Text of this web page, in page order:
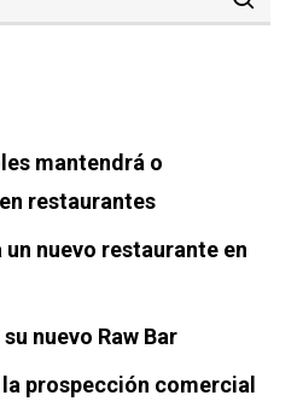
mantendrá o
restaurantes
un nuevo restaurante en
nuevo Raw Bar
prospección comercial